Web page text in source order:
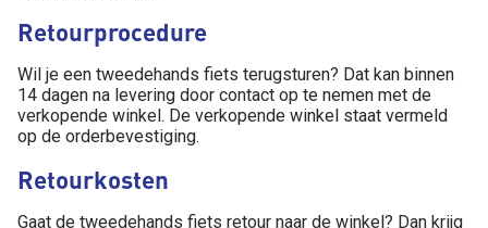
Retourprocedure
Wil je een tweedehands fiets terugsturen? Dat kan binnen
14 dagen na levering door contact op te nemen met de
verkopende winkel. De verkopende winkel staat vermeld
op de orderbevestiging.
Retourkosten
Gaat de tweedehands fiets retour naar de winkel? Dan krijg